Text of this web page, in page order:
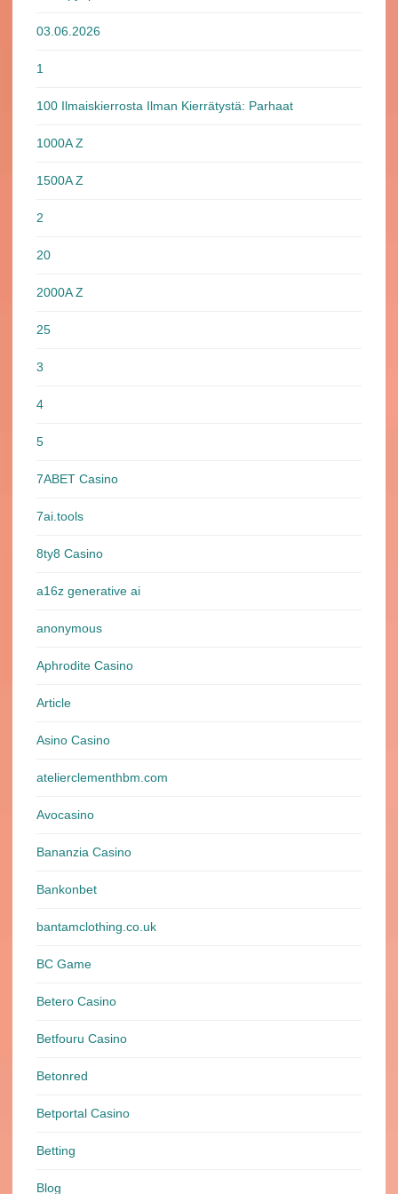
03.06.2026
1
100 Ilmaiskierrosta Ilman Kierrätystä: Parhaat
1000A Z
1500A Z
2
20
2000A Z
25
3
4
5
7ABET Casino
7ai.tools
8ty8 Casino
a16z generative ai
anonymous
Aphrodite Casino
Article
Asino Casino
atelierclementhbm.com
Avocasino
Bananzia Casino
Bankonbet
bantamclothing.co.uk
BC Game
Betero Casino
Betfouru Casino
Betonred
Betportal Casino
Betting
Blog